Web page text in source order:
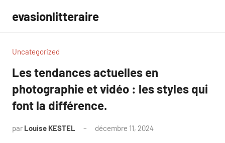
contenu
evasionlitteraire
Uncategorized
Les tendances actuelles en
photographie et vidéo : les styles qui
font la différence.
par Louise KESTEL décembre 11, 2024